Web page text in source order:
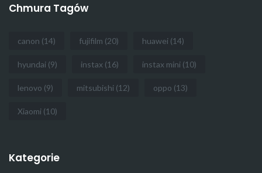
Chmura Tagów
canon (14) fujifilm (20) huawei (14)
hyundai (9) instax (16) instax mini (10)
lenovo (9) mitsubishi (12) oppo (13)
Xiaomi (10)
Kategorie